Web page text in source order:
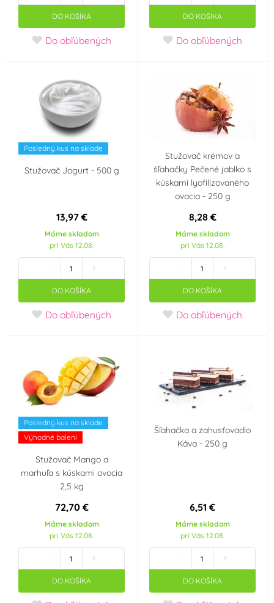
DO KOŠÍKA
Do obľúbených
DO KOŠÍKA
Do obľúbených
Posledný kus na sklade
Stužovač Jogurt - 500 g
13,97 €
Máme skladom
pri Vás 12.08.
- +
DO KOŠÍKA
Do obľúbených
Stužovač krémov a
šľahačky Pečené jablko s
kúskami lyofilizovaného
ovocia - 250 g
8,28 €
Máme skladom
pri Vás 12.08.
- +
DO KOŠÍKA
Do obľúbených
Posledný kus na sklade
Výhodné balení
Stužovač Mango a
marhuľa s kúskami ovocia
2,5 kg
72,70 €
Máme skladom
pri Vás 12.08.
- +
DO KOŠÍKA
Šľahačka a zahusťovadlo
Káva - 250 g
6,51 €
Máme skladom
pri Vás 12.08.
- +
DO KOŠÍKA